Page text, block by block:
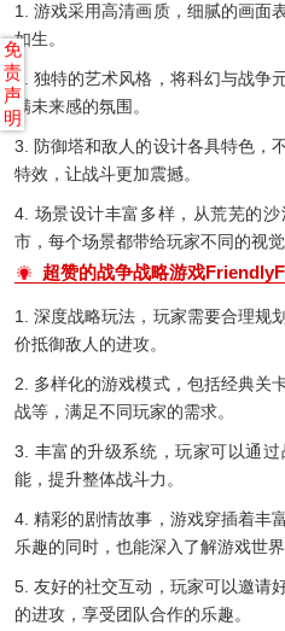
1. 游戏采用高清画质，细腻的画面
如生。
2. 独特的艺术风格，将科幻与战争
满未来感的氛围。
3. 防御塔和敌人的设计各具特色，
特效，让战斗更加震撼。
4. 场景设计丰富多样，从荒芜的
市，每个场景都带给玩家不同的视觉
超赞的战争战略游戏
1. 深度战略玩法，玩家需要合理规
价抵御敌人的进攻。
2. 多样化的游戏模式，包括经典关
战等，满足不同玩家的需求。
3. 丰富的升级系统，玩家可以通
能，提升整体战斗力。
4. 精彩的剧情故事，游戏穿插着丰
乐趣的同时，也能深入了解游戏世界
5. 友好的社交互动，玩家可以邀请
的进攻，享受团队合作的乐趣。
免
责
声
明